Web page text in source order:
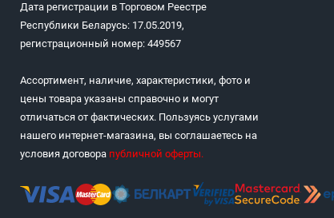
Дата регистрации в Торговом Реестре
Республики Беларусь: 17.05.2019,
регистрационный номер: 449567
Ассортимент, наличие, характеристики, фото и
цены товара указаны справочно и могут
отличаться от фактических. Пользуясь услугами
нашего интернет-магазина, вы соглашаетесь на
условия договора публичной оферты.